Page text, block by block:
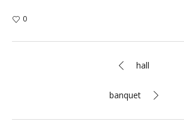
0
hall
banquet